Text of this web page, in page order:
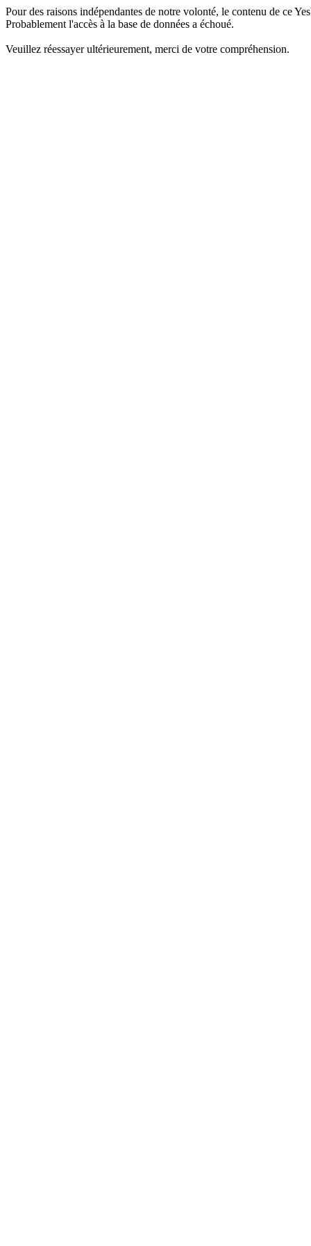
Pour des raisons indépendantes de notre volonté, le contenu de ce
Probablement l'accès à la base de données a échoué.
Veuillez réessayer ultérieurement, merci de votre compréhension.